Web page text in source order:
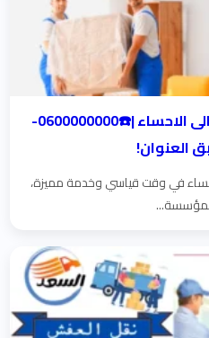
شركة نقل عفش من جدة الى الاحساء |☎️0600000000-
العنوان!
في وقت قياسي وخدمة مميزة،